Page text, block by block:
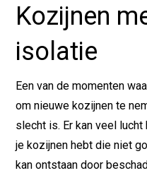
Kozijnen
isolatie
Een van de momenten
om nieuwe kozijnen te
slecht is. Er kan veel
je kozijnen hebt die niet
kan ontstaan door